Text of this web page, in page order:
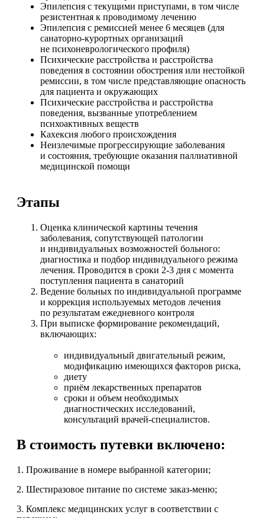
Эпилепсия с текущими приступами, в том числе
резистентная к проводимому лечению
Эпилепсия с ремиссией менее 6 месяцев (для
санаторно-курортных организаций
не психоневрологического профиля)
Психические расстройства и расстройства
поведения в состоянии обострения или нестойкой
ремиссии, в том числе представляющие опасность
для пациента и окружающих
Психические расстройства и расстройства
поведения, вызванные употреблением
психоактивных веществ
Кахексия любого происхождения
Неизлечимые прогрессирующие заболевания
и состояния, требующие оказания паллиативной
медицинской помощи
Этапы
Оценка клинической картины течения
заболевания, сопутствующей патологии
и индивидуальных возможностей больного:
диагностика и подбор индивидуального режима
лечения. Проводится в сроки 2-3 дня с момента
поступления пациента в санаторий
Ведение больных по индивидуальной программе
и коррекция используемых методов лечения
по результатам ежедневного контроля
При выписке формирование рекомендаций,
включающих:
индивидуальный двигательный режим,
модификацию имеющихся факторов риска,
диету
приём лекарственных препаратов
сроки и объем необходимых
диагностических исследований,
консультаций врачей-специалистов.
В стоимость путевки включено:
1. Проживание в номере выбранной категории;
2. Шестиразовое питание по системе заказ-меню;
3. Комплекс медицинских услуг в соответствии с